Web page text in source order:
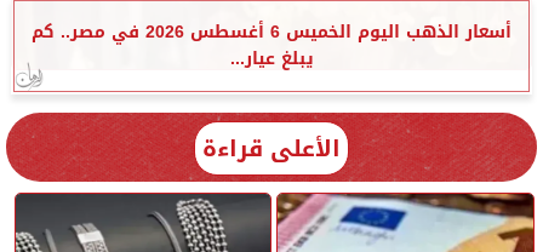
أسعار الذهب اليوم الخميس 6 أغسطس 2026 في مصر.. كم
يبلغ عيار...
الأعلى قراءة